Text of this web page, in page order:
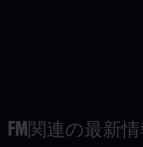
FM関連の最新